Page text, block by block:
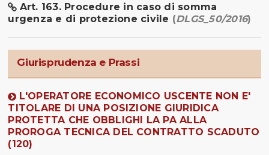
Art. 163. Procedure in caso di somma
urgenza e di protezione civile (DLGS_50/2016)
Giurisprudenza e Prassi
L'OPERATORE ECONOMICO USCENTE NON E'
TITOLARE DI UNA POSIZIONE GIURIDICA
PROTETTA CHE OBBLIGHI LA PA ALLA
PROROGA TECNICA DEL CONTRATTO SCADUTO
(120)